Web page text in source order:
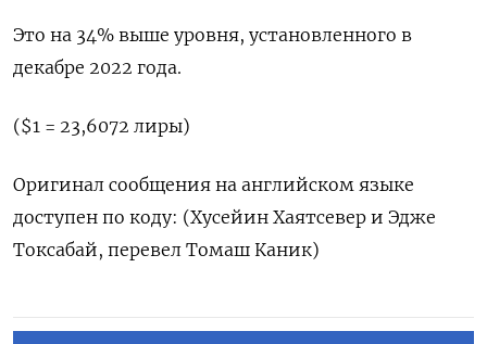
Это на 34% выше уровня, установленного в
декабре 2022 года.
($1 = 23,6072 лиры)
Оригинал сообщения на английском языке
доступен по коду: (Хусейин Хаятсевер и Эдже
Токсабай, перевел Томаш Каник)